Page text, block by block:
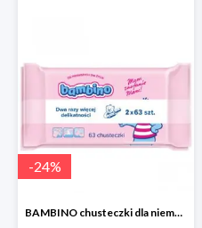
-24%
BAMBINO chusteczki dla niemowląt 2 X 63 sztuki